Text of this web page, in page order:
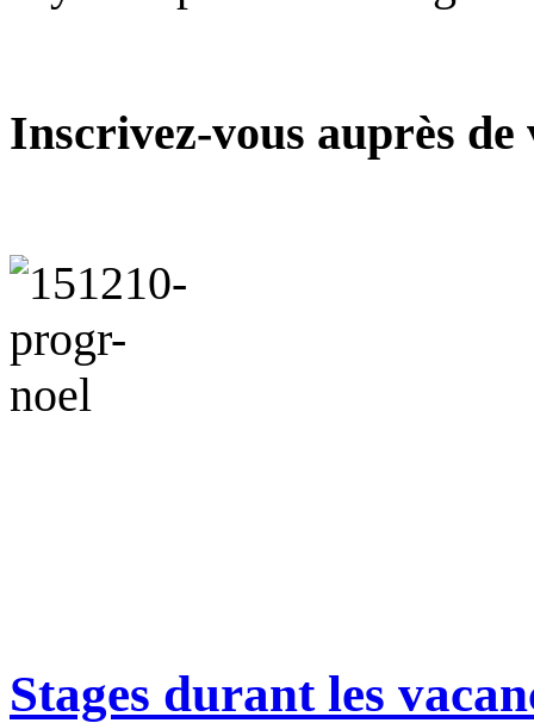
Inscrivez-vous auprès
Stages durant les